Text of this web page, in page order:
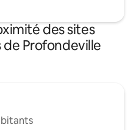
des sites
Profondeville